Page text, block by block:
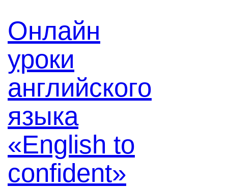
Онлайн
уроки
английского
языка
«English to
confident»